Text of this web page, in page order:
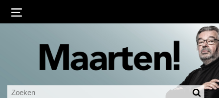
Ingelogd blijven